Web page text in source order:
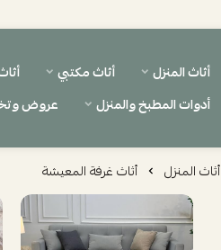
أثاث المنزل أثاث مكتبي
أدوات المطبخ والمنزل
عروض
أثاث المنزل أثاث غرفة المعيشة